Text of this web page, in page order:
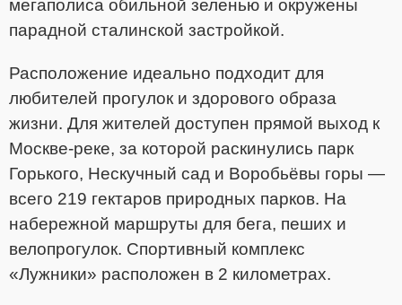
мегаполиса обильной зеленью и окружены
парадной сталинской застройкой.
Расположение идеально подходит для
любителей прогулок и здорового образа
жизни. Для жителей доступен прямой выход к
Москве-реке, за которой раскинулись парк
Горького, Нескучный сад и Воробьёвы горы —
всего 219 гектаров природных парков. На
набережной маршруты для бега, пеших и
велопрогулок. Спортивный комплекс
«Лужники» расположен в 2 километрах.